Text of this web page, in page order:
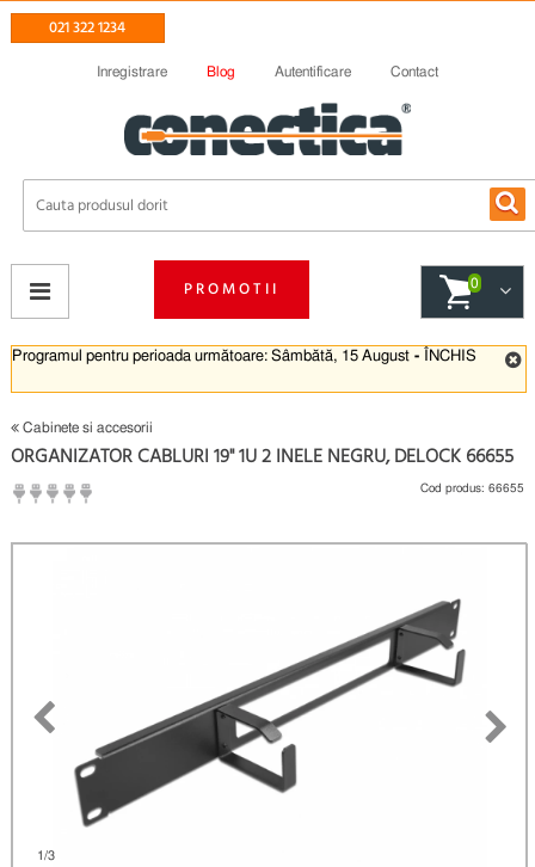
021 322 1234
Inregistrare Blog Autentificare Contact
Programul pentru perioada următoare: Sâmbătă, 15 August - ÎNCHIS
PROMOTII 0
Cabinete si accesorii
1/3
ORGANIZATOR CABLURI 19" 1U 2 INELE NEGRU, DELOCK 66655
Fii primul care scrie un review
Cod produs: 66655